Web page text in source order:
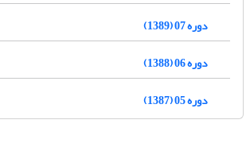
دوره 07 (1389)
دوره 06 (1388)
دوره 05 (1387)